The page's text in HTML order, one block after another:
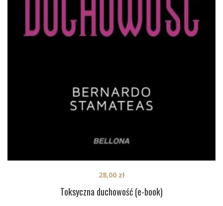
Toksyczna duchowość (e-book)
28,00 zł